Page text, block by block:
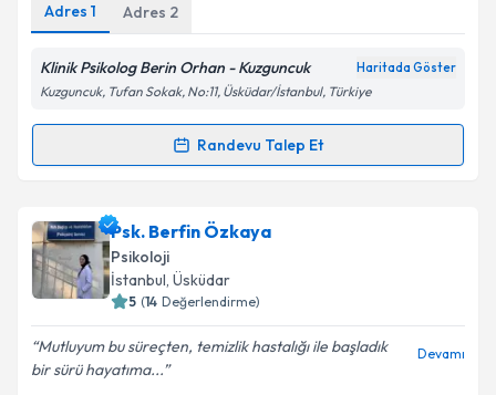
Kişisel verilerimin işlenmesine ilişkinAydınlatma
kapsamda işlenmesini kabul ediyorum.
Adres 1 Adres 2
Klinik Psikolog Berin Orhan - Kuzguncuk Haritada Göster
Kuzguncuk, Tufan Sokak, No:11, Üsküdar/İstanbul, Türkiye
Randevu Talep Et
Randevu Takvimi Talebi
Klinik Psikolog Berin Orhan
talebi oluşturun. Size bu uzmandan randevu almanız
için bir takvim hazırlandığında e-posta ile
bilgilendireceğiz.
E-posta Adresiniz
Psk. Berfin Özkaya
Psikoloji
İstanbul, Üsküdar
5 (14 Değerlendirme)
Mutluyum bu süreçten, temizlik hastalığı ile başladık
bir sürü hayatıma...
Devamı